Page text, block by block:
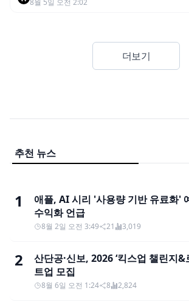
8월 5일 오전 2:02
더보기
추천 뉴스
1
애플, AI 시리 '사용량 기반 유료화'
수익화 언급
8월 2일 오전 3:49 21 3,019
2
산단공·신보, 2026 ‘킥스업 챌린지&
트업 모집
8월 6일 오전 1:24 8 2,824